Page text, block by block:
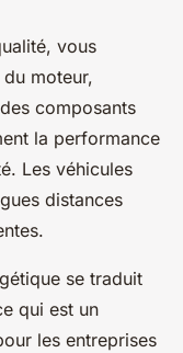
vous
du moteur,
composants
la performance
Les véhicules
distances
se traduit
qui est un
les entreprises